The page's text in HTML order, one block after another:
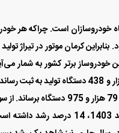
سال جاری نیز شاهد یک رشد بسیار
خصوصی و چهارمین خودروساز
دست یابد. زیرا با در نظر